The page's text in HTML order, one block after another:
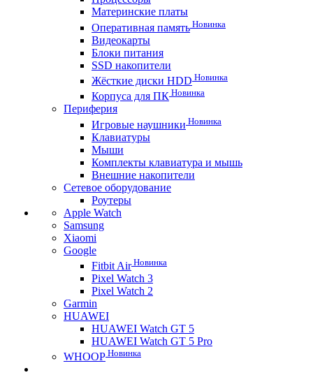
Материнские платы
Оперативная память Новинка
Видеокарты
Блоки питания
SSD накопители
Жёсткие диски HDD Новинка
Корпуса для ПК Новинка
Периферия
Игровые наушники Новинка
Клавиатуры
Мыши
Комплекты клавиатура и мышь
Внешние накопители
Сетевое оборудование
Роутеры
Apple Watch
Samsung
Xiaomi
Google
Fitbit AirНовинка
Pixel Watch 3
Pixel Watch 2
Garmin
HUAWEI
HUAWEI Watch GT 5
HUAWEI Watch GT 5 Pro
WHOOP Новинка